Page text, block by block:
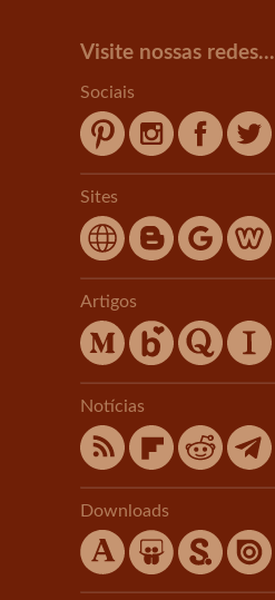
Visite nossas redes...
Sociais
Sites
Artigos
Notícias
Downloads